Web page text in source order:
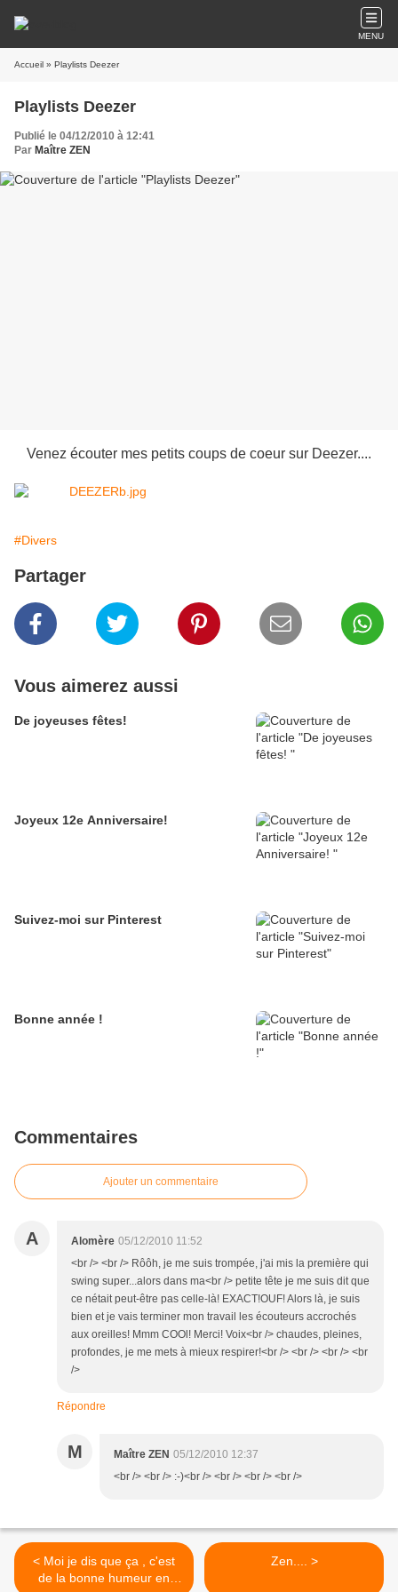
MENU
Accueil » Playlists Deezer
Playlists Deezer
Publié le 04/12/2010 à 12:41
Par Maître ZEN
Venez écouter mes petits coups de coeur sur Deezer....
#Divers
Partager
Vous aimerez aussi
De joyeuses fêtes!
Joyeux 12e Anniversaire!
Suivez-moi sur Pinterest
Bonne année !
Commentaires
Ajouter un commentaire
A Alomère 05/12/2010 11:52
<br /> <br /> Rôôh, je me suis trompée, j'ai mis la première qui
swing super...alors dans ma<br /> petite tête je me suis dit que
ce nétait peut-être pas celle-là! EXACT!OUF! Alors là, je suis
bien et je vais terminer mon travail les écouteurs accrochés
aux oreilles! Mmm COOl! Merci! Voix<br /> chaudes, pleines,
profondes, je me mets à mieux respirer!<br /> <br /> <br /> <br
/>
Répondre
M Maître ZEN 05/12/2010 12:37
<br /> <br /> :-)<br /> <br /> <br /> <br />
< Moi je dis que ça , c'est
de la bonne humeur en
Zen.... >